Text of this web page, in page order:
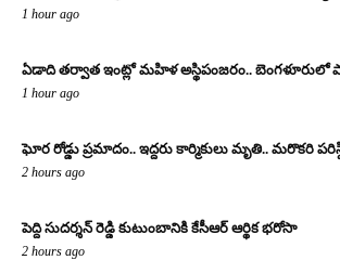
1 hour ago
ఏడాది తర్వాత ఇంట్లో మహిళ అస్థిపంజరం.. బెంగళూరులో
1 hour ago
ఘోర రోడ్డు ప్రమాదం.. ఇద్దరు కార్మికులు మృతి.. మరొకరి
2 hours ago
పెద్ది సుదర్శన్ రెడ్డి కుటుంబానికి కేసీఆర్ ఆర్థిక భరోసా
2 hours ago